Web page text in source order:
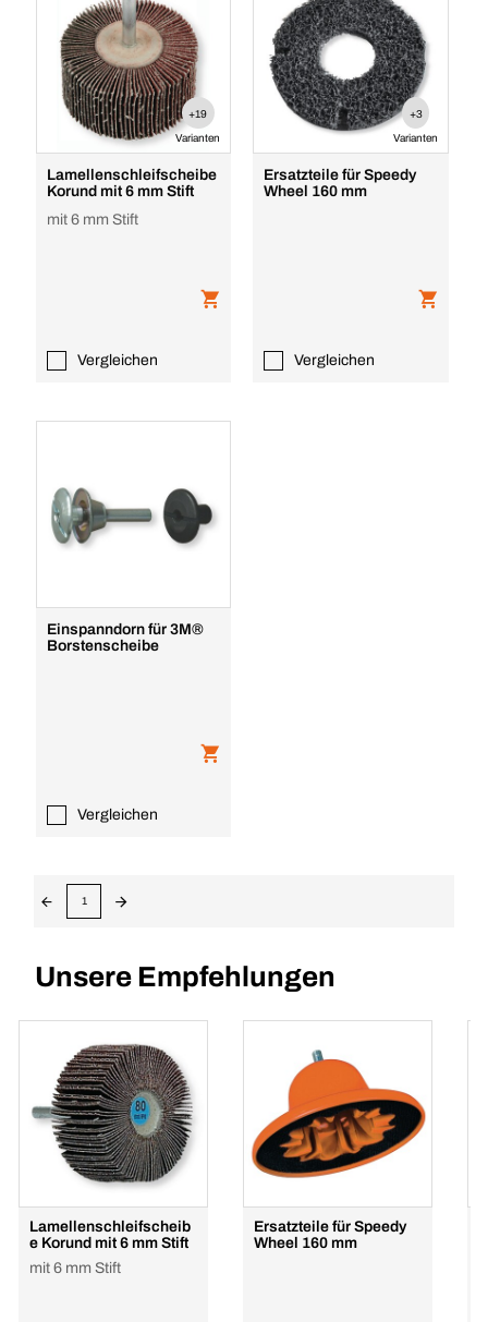
+19
Varianten
Lamellenschleifscheibe
Korund mit 6 mm Stift
mit 6 mm Stift
Vergleichen
+3
Varianten
Ersatzteile für Speedy
Wheel 160 mm
Vergleichen
Einspanndorn für 3M®
Borstenscheibe
Vergleichen
1
Unsere Empfehlungen
Lamellenschleifscheib
e Korund mit 6 mm Stift
mit 6 mm Stift
Ersatzteile für Speedy
Wheel 160 mm